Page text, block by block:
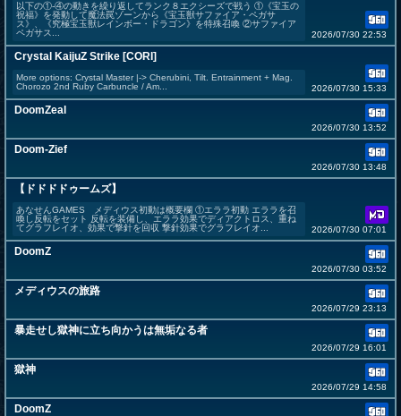
以下の①-④の動きを繰り返してランク８エクシーズで戦う ①《宝玉の
祝福》を発動して魔法罠ゾーンから《宝玉獣サファイア・ペガサ
ス》、《究極宝玉獣レインボー・ドラゴン》を特殊召喚 ②サファイア
ペガサス...
2026/07/30 22:53
Crystal KaijuZ Strike [CORI]
More options: Crystal Master |-> Cherubini, Tilt. Entrainment + Mag.
Chorozo 2nd Ruby Carbuncle / Am...
2026/07/30 15:33
DoomZeal
2026/07/30 13:52
Doom-Zief
2026/07/30 13:48
【ドドドドゥームズ】
あなせんGAMES メディウス初動は概要欄 ①エララ初動 エララを召
喚し反転をセット 反転を装備し、エララ効果でディアクトロス、重ね
てグラフレイオ、効果で撃針を回収 撃針効果でグラフレイオ...
2026/07/30 07:01
DoomZ
2026/07/30 03:52
メディウスの旅路
2026/07/29 23:13
暴走せし獄神に立ち向かうは無垢なる者
2026/07/29 16:01
獄神
2026/07/29 14:58
DoomZ